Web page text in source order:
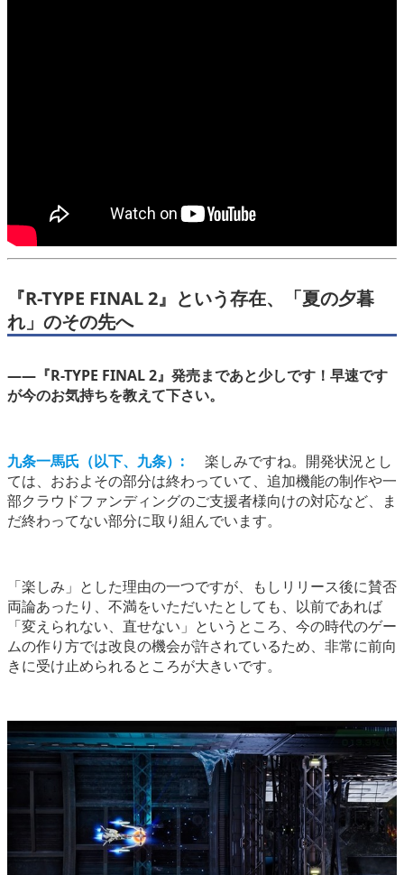
『R-TYPE FINAL 2』という存在、「夏の夕暮
れ」のその先へ
――『R-TYPE FINAL 2』発売まであと少しです！早速です
が今のお気持ちを教えて下さい。
九条一馬氏（以下、九条）:
楽しみですね。開発状況とし
ては、おおよその部分は終わっていて、追加機能の制作や一
部クラウドファンディングのご支援者様向けの対応など、ま
だ終わってない部分に取り組んでいます。
「楽しみ」とした理由の一つですが、もしリリース後に賛否
両論あったり、不満をいただいたとしても、以前であれば
「変えられない、直せない」というところ、今の時代のゲー
ムの作り方では改良の機会が許されているため、非常に前向
きに受け止められるところが大きいです。